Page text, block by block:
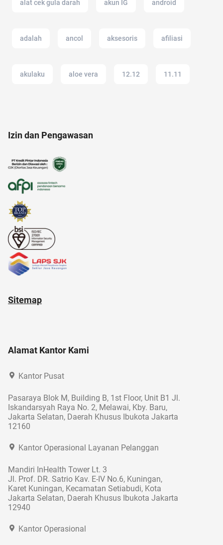
alat cek gula darah akun IG android
adalah ancol aksesoris afiliasi
akulaku aloe vera 12.12 11.11
Izin dan Pengawasan
Sitemap
Alamat Kantor Kami
Kantor Pusat
Pasaraya Blok M, Building B, 1st Floor, Unit B1 Jl.
Iskandarsyah Raya No. 2, Melawai, Kby. Baru,
Jakarta Selatan, Daerah Khusus Ibukota Jakarta
12160
Kantor Operasional Layanan Pelanggan
Mandiri InHealth Tower Lt. 3
Jl. Prof. DR. Satrio Kav. E-IV No.6, Kuningan,
Karet Kuningan, Kecamatan Setiabudi, Kota
Jakarta Selatan, Daerah Khusus Ibukota Jakarta
12940
Kantor Operasional